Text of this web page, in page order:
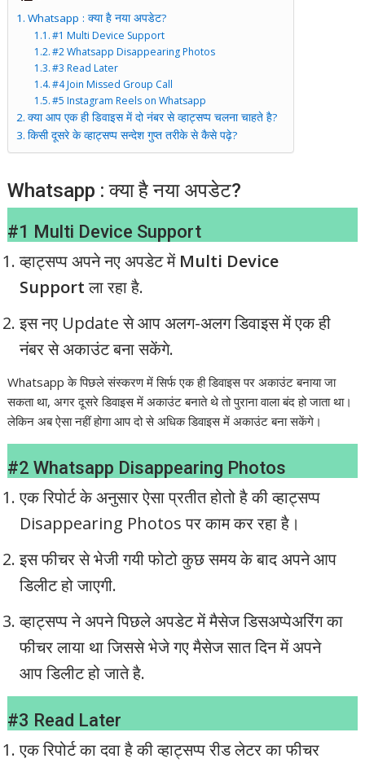
Whatsapp : क्या है नया अपडेट?
#1 Multi Device Support
#2 Whatsapp Disappearing Photos
#3 Read Later
#4 Join Missed Group Call
#5 Instagram Reels on Whatsapp
क्या आप एक ही डिवाइस में दो नंबर से व्हाट्सप्प चलना चाहते है?
किसी दूसरे के व्हाट्सप्प सन्देश गुप्त तरीके से कैसे पढ़े?
Whatsapp : क्या है नया अपडेट?
#1 Multi Device Support
व्हाट्सप्प अपने नए अपडेट में Multi Device
Supportला रहा है.
इस नए Update से आप अलग-अलग डिवाइस में एक ही
नंबर से अकाउंट बना सकेंगे.
Whatsapp के पिछले संस्करण में सिर्फ एक ही डिवाइस पर अकाउंट बनाया जा
सकता था, अगर दूसरे डिवाइस में अकाउंट बनाते थे तो पुराना वाला बंद हो जाता था।
लेकिन अब ऐसा नहीं होगा आप दो से अधिक डिवाइस में अकाउंट बना सकेंगे।
#2 Whatsapp Disappearing Photos
एक रिपोर्ट के अनुसार ऐसा प्रतीत होतो है की व्हाट्सप्प
Disappearing Photos पर काम कर रहा है।
इस फीचर से भेजी गयी फोटो कुछ समय के बाद अपने आप
डिलीट हो जाएगी.
व्हाट्सप्प ने अपने पिछले अपडेट में मैसेज डिसअप्पेअरिंग का
फीचर लाया था जिससे भेजे गए मैसेज सात दिन में अपने
आप डिलीट हो जाते है.
#3 Read Later
एक रिपोर्ट का दवा है की व्हाट्सप्प रीड लेटर का फीचर